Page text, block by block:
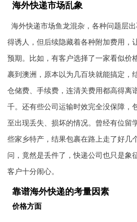
海外快递市场乱象
海外快递市场鱼龙混杂，各种问题层
得诱人，但后续隐藏着各种附加费用，
预期。比如，有客户选择了一家看似价
裹到澳洲，原本以为几百块就能搞定，
仓储费、手续费，连清关费用都高得离
千。还有些公司运输时效完全没保障，
至出现丢失、损坏的情况。曾经有位留
些家乡特产，结果包裹在路上走了好几
问，竟然是丢件了，快递公司也只是象
客户十分闹心。
靠谱海外快递的考量因素
价格方面